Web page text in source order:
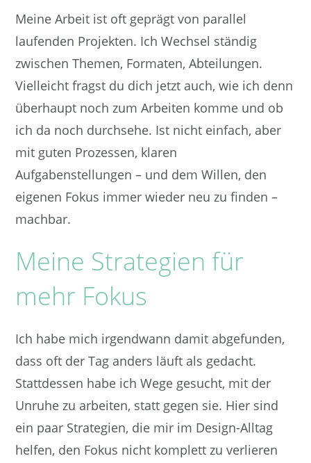
Meine Arbeit ist oft geprägt von parallel
laufenden Projekten. Ich Wechsel ständig
zwischen Themen, Formaten, Abteilungen.
Vielleicht fragst du dich jetzt auch, wie ich denn
überhaupt noch zum Arbeiten komme und ob
ich da noch durchsehe. Ist nicht einfach, aber
mit guten Prozessen, klaren
Aufgabenstellungen – und dem Willen, den
eigenen Fokus immer wieder neu zu finden –
machbar.
Meine Strategien für
mehr Fokus
Ich habe mich irgendwann damit abgefunden,
dass oft der Tag anders läuft als gedacht.
Stattdessen habe ich Wege gesucht, mit der
Unruhe zu arbeiten, statt gegen sie. Hier sind
ein paar Strategien, die mir im Design-Alltag
helfen, den Fokus nicht komplett zu verlieren